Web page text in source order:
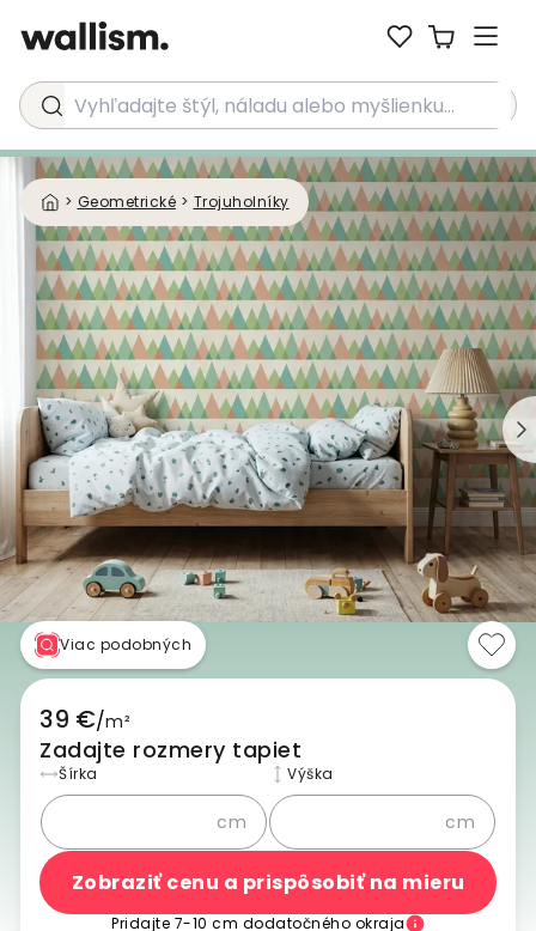
Vyhľadajte štýl, náladu alebo myšlienku...
> Geometrické > Trojuholníky
Viac podobných
39 €/m²
Zadajte rozmery tapiet
Šírka
cm
Výška
cm
Zobraziť cenu a prispôsobiť na mieru
Pridajte 7-10 cm dodatočného okraja